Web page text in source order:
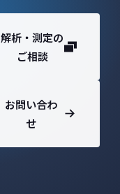
解析・測定の
ご相談
お問い合わ
せ